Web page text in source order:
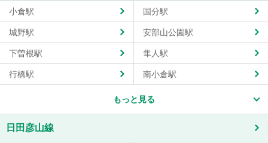
小倉駅 国分駅
城野駅 安部山公園駅
下曽根駅 隼人駅
行橋駅 南小倉駅
もっと見る
日田彦山線